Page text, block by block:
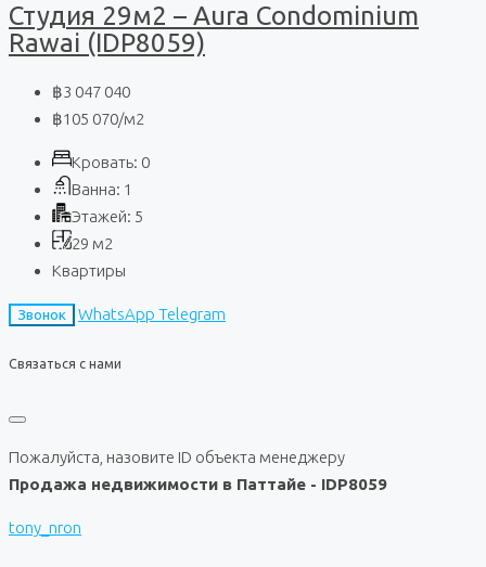
Студия 29м2 – Aura Condominium
Rawai (IDP8059)
฿3 047 040
฿105 070/м2
Кровать: 0
Ванна: 1
Этажей: 5
29 м2
Квартиры
Звонок WhatsApp Telegram
Связаться с нами
Пожалуйста, назовите ID объекта менеджеру
Продажа недвижимости в Паттайе - IDP8059
tony_nron